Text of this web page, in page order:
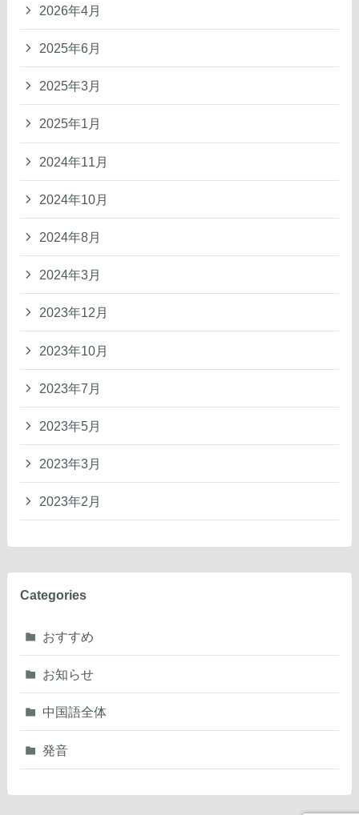
2026年4月
2025年6月
2025年3月
2025年1月
2024年11月
2024年10月
2024年8月
2024年3月
2023年12月
2023年10月
2023年7月
2023年5月
2023年3月
2023年2月
Categories
おすすめ
お知らせ
中国語全体
発音